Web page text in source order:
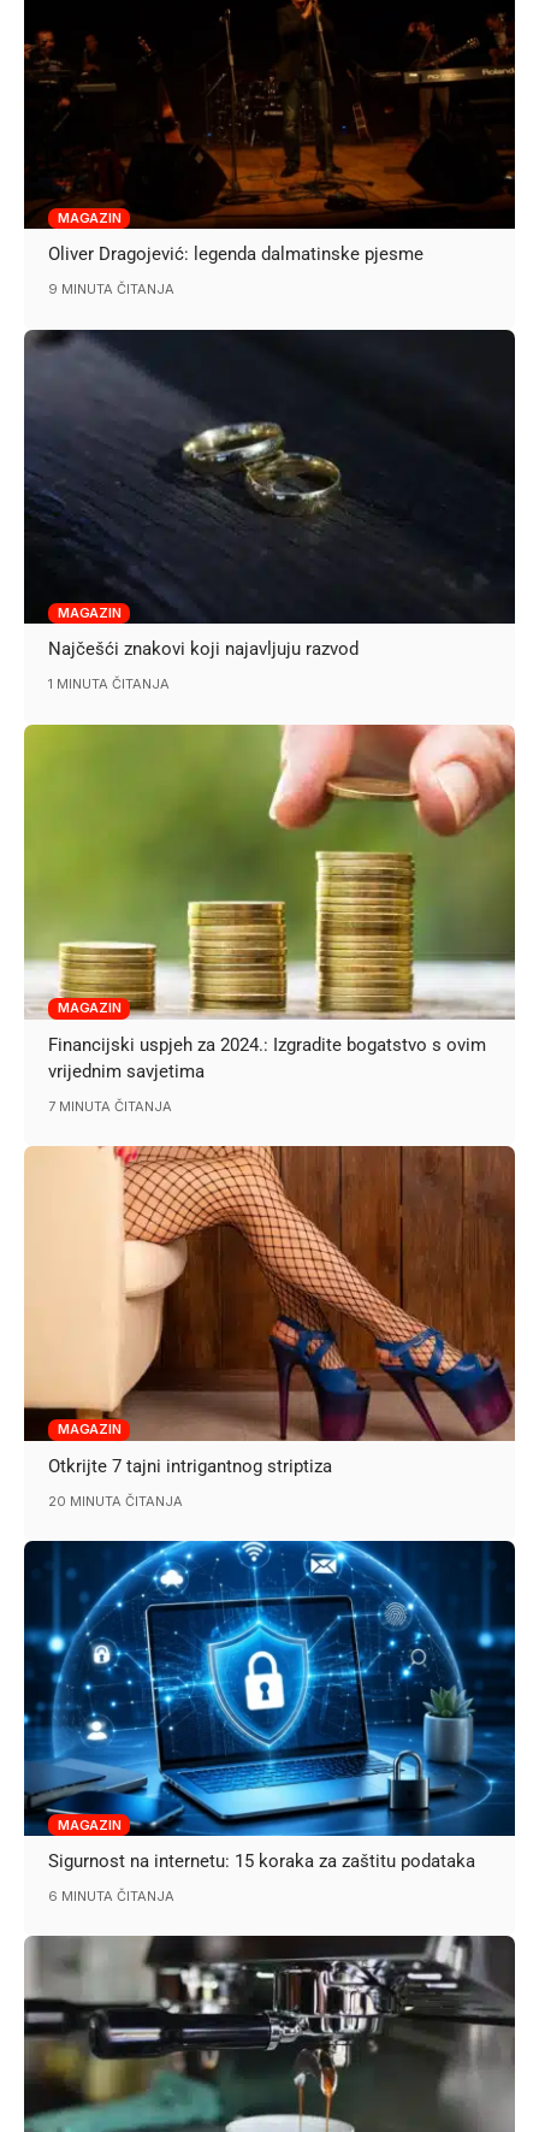
MAGAZIN
Oliver Dragojević: legenda dalmatinske pjesme
9 MINUTA ČITANJA
MAGAZIN
Najčešći znakovi koji najavljuju razvod
1 MINUTA ČITANJA
MAGAZIN
Financijski uspjeh za 2024.: Izgradite bogatstvo s ovim
vrijednim savjetima
7 MINUTA ČITANJA
MAGAZIN
Otkrijte 7 tajni intrigantnog striptiza
20 MINUTA ČITANJA
MAGAZIN
Sigurnost na internetu: 15 koraka za zaštitu podataka
6 MINUTA ČITANJA